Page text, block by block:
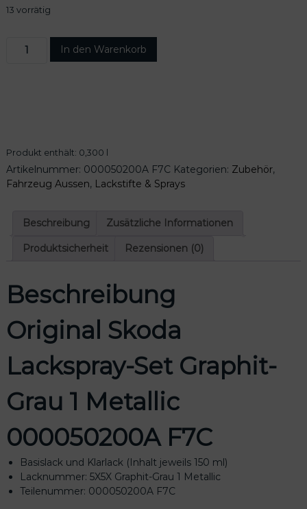
13 vorrätig
S
k
o
s
p
a
S
t
r
a
p
h
In den Warenkorb
Produkt enthält: 0,300
Artikelnummer: 000050200A F7C Kategorien: Zubehör,
Fahrzeug Aussen, Lackstifte & Sprays
Beschreibung Zusätzliche Informationen
Produktsicherheit Rezensionen (0)
Beschreibung
Original Skoda
Lackspray-Set Graphit-
Grau 1 Metallic
000050200A F7C
Basislack und Klarlack (Inhalt jeweils 150 ml)
Lacknummer: 5X5X Graphit-Grau 1 Metallic
Teilenummer: 000050200A F7C